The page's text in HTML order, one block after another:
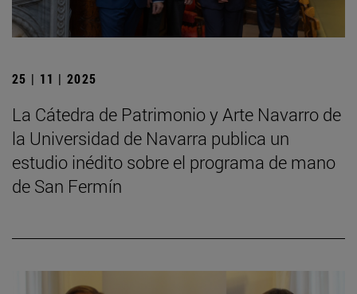
25 | 11 | 2025
La Cátedra de Patrimonio y Arte Navarro de
la Universidad de Navarra publica un
estudio inédito sobre el programa de mano
de San Fermín